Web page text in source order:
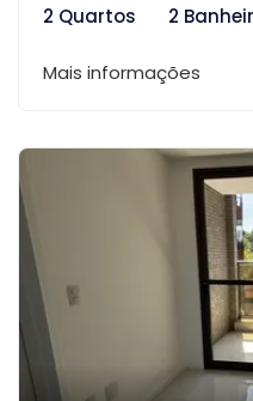
2 Quartos
2
Mais informações